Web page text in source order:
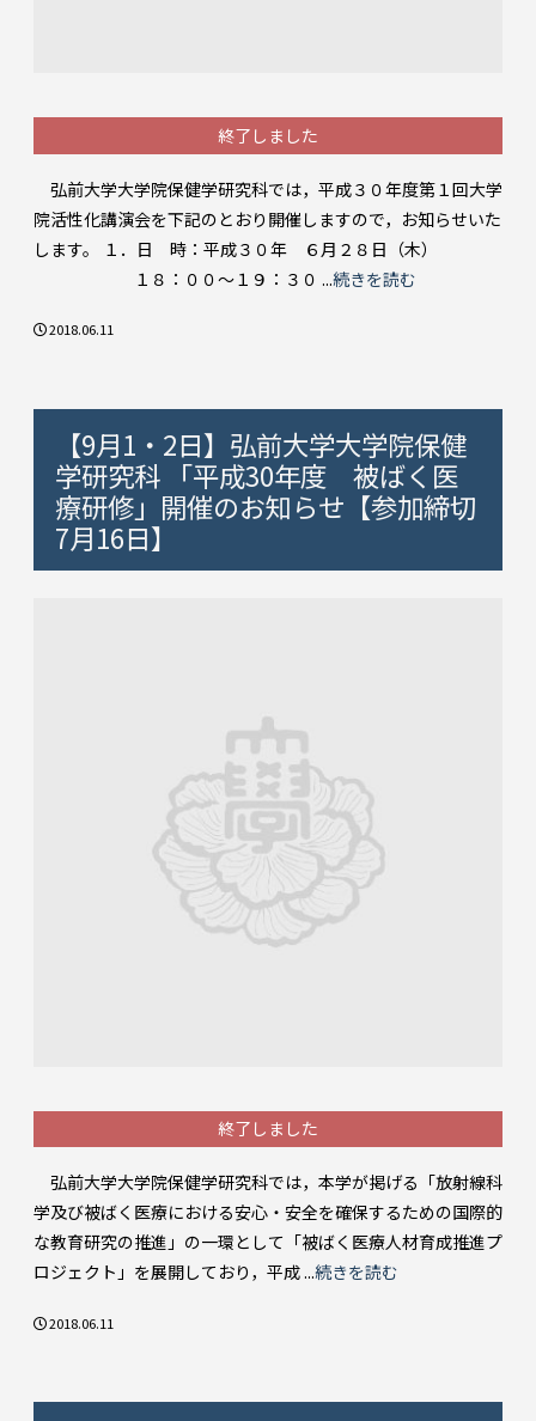
終了しました
弘前大学大学院保健学研究科では，平成３０年度第１回大学
院活性化講演会を下記のとおり開催しますので，お知らせいた
します。 １．日 時：平成３０年 ６月２８日（木）
１８：００～１９：３０ ...続きを読む
2018.06.11
【9月1・2日】弘前大学大学院保健
学研究科 「平成30年度 被ばく医
療研修」開催のお知らせ【参加締切
7月16日】
終了しました
弘前大学大学院保健学研究科では，本学が掲げる「放射線科
学及び被ばく医療における安心・安全を確保するための国際的
な教育研究の推進」の一環として「被ばく医療人材育成推進プ
ロジェクト」を展開しており，平成 ...続きを読む
2018.06.11